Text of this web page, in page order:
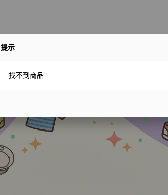
王牌品牌推介👍UBMOM
提示
找不到商品